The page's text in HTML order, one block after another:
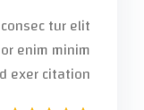
Lorem
adicing sed do